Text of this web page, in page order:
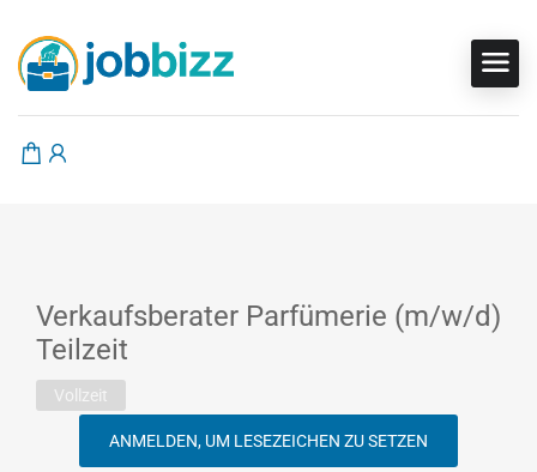
Verkaufsberater Parfümerie (m/w/d)
Teilzeit
Vollzeit
ANMELDEN, UM LESEZEICHEN ZU SETZEN